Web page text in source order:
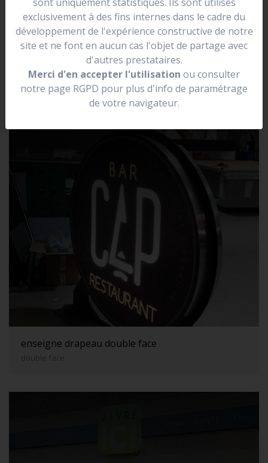
se situer dans une rue.
Elle peut être lumineuse, non lumineuse, prendre la
forme de votre logo.
enseigne drapeau double face
double face
exclusivement à des fins internes dans le cadre du
développement de l'expérience constructive de notre
site et ne font en aucun cas l'objet de partage avec
d'autres prestataires.
Merci d'en accepter l'utilisation ou consulter
notre page RGPD pour plus d'info de paramétrage
de votre navigateur.